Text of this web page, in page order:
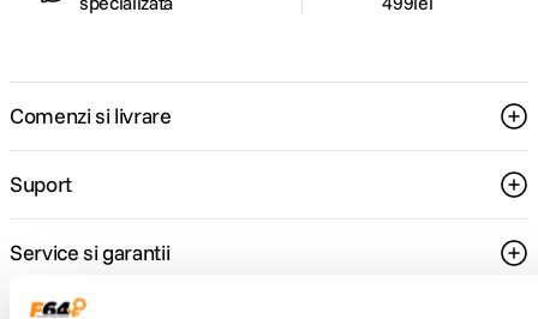
Comenzi si livrare
Suport
Service si garantii